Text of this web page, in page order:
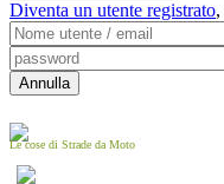
Diventa un utente registrato,
Le cose di Strade da Moto